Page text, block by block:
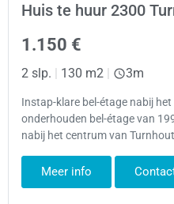
Huis te huur 2300
1.150 €
2 slp. | 130 m2 | 3m
Instap-klare bel-étage nabij
onderhouden bel-étage van
nabij het centrum van
Meer info